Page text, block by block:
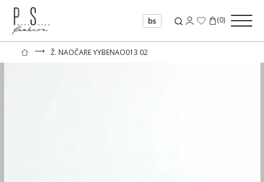
bs (0)
⟶ Ž. NAOČARE YYBENAO013 02